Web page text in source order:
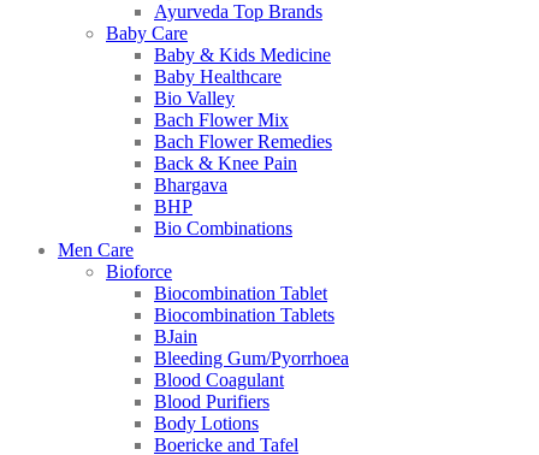
Ayurveda Top Brands
Baby Care
Baby & Kids Medicine
Baby Healthcare
Bio Valley
Bach Flower Mix
Bach Flower Remedies
Back & Knee Pain
Bhargava
BHP
Bio Combinations
Men Care
Bioforce
Biocombination Tablet
Biocombination Tablets
BJain
Bleeding Gum/Pyorrhoea
Blood Coagulant
Blood Purifiers
Body Lotions
Boericke and Tafel